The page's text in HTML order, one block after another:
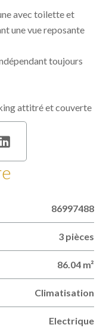
avec toilette et
une vue reposante
toujours
attitré et couverte
86997488
3 pièces
86.04 m²
Climatisation
Electrique